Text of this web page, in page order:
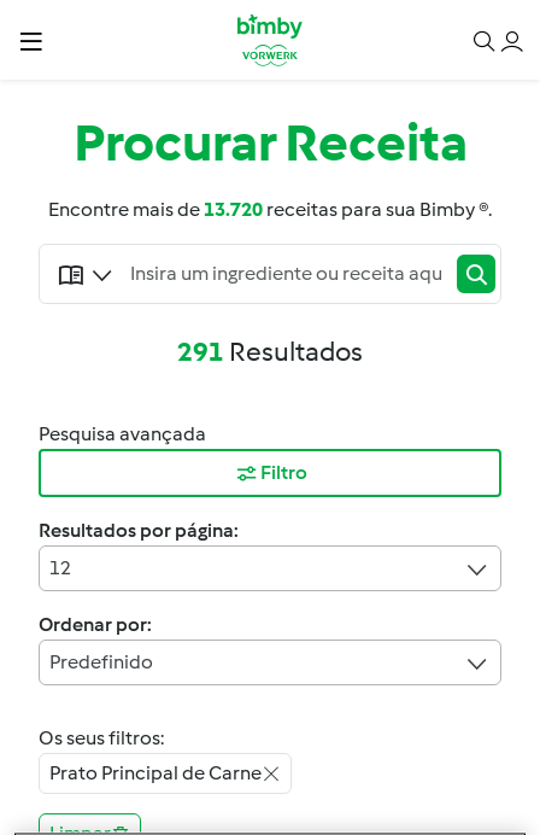
ProcurarReceita
Encontre mais de13.720 receitas para sua Bimby ®.
291 Resultados
Pesquisa avançada
Filtro
Resultados por página:
12
Ordenar por:
Predefinido
Os seus filtros:
Prato Principal de Carne